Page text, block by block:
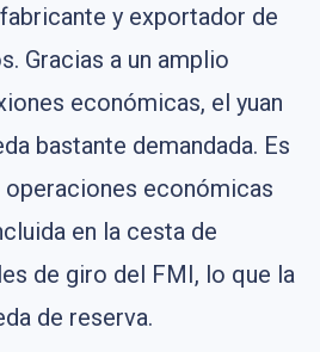
y exportador de
Gracias a un amplio
económicas, el yuan
bastante demandada. Es
operaciones económicas
en la cesta de
de giro del FMI, lo que la
de reserva.